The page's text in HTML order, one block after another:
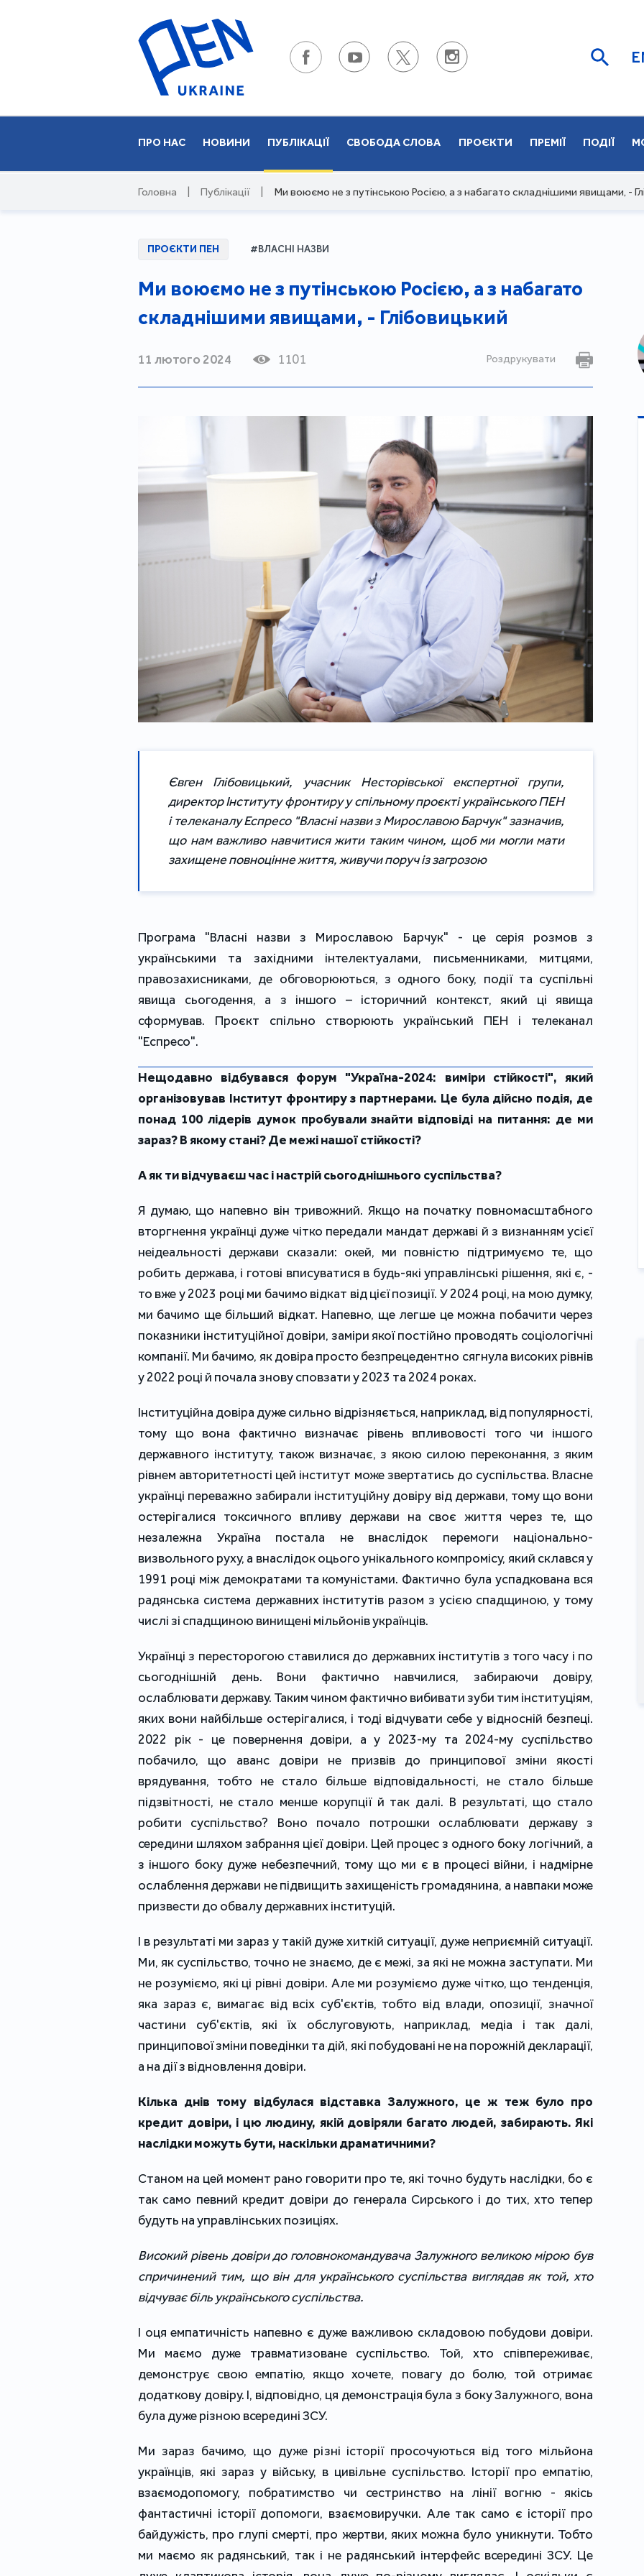
ПРО НАС НОВИНИ ПУБЛІКАЦІЇ СВОБОДА СЛОВА ПРОЄКТИ ПРЕМІЇ ПОДІЇ
Головна Публікації Ми воюємо не з путінською Росією, а з набагато складнішими явищами, -
ПРОЄКТИ ПЕН #ВЛАСНІ НАЗВИ
Ми воюємо не з путінською Росією, а з набагато
складнішими явищами, - Глібовицький
11 лютого 2024 1101 Роздрукувати
Євген Глібовицький, учасник Несторівської експертної групи,
директор Інституту фронтиру у спільному проєкті українського ПЕН
і телеканалу Еспресо "Власні назви з Мирославою Барчук" зазначив,
що нам важливо навчитися жити таким чином, щоб ми могли мати
захищене повноцінне життя, живучи поруч із загрозою
Програма "Власні назви з Мирославою Барчук" - це серія розмов з
українськими та західними інтелектуалами, письменниками, митцями,
правозахисниками, де обговорюються, з одного боку, події та суспільні
явища сьогодення, а з іншого – історичний контекст, який ці явища
сформував. Проєкт спільно створюють український ПЕН і телеканал
"Еспресо".
Нещодавно відбувався форум "Україна-2024: виміри стійкості", який
організовував Інститут фронтиру з партнерами. Це була дійсно подія, де
понад 100 лідерів думок пробували знайти відповіді на питання: де ми
зараз? В якому стані? Де межі нашої стійкості?
А як ти відчуваєш час і настрій сьогоднішнього суспільства?
Я думаю, що напевно він тривожний. Якщо на початку повномасштабного
вторгнення українці дуже чітко передали мандат державі й з визнанням усієї
неідеальності держави сказали: окей, ми повністю підтримуємо те, що
робить держава, і готові вписуватися в будь-які управлінські рішення, які є, -
то вже у 2023 році ми бачимо відкат від цієї позиції. У 2024 році, на мою думку,
ми бачимо ще більший відкат. Напевно, ще легше це можна побачити через
показники інституційної довіри, заміри якої постійно проводять соціологічні
компанії. Ми бачимо, як довіра просто безпрецедентно сягнула високих рівнів
у 2022 році й почала знову сповзати у 2023 та 2024 роках.
Інституційна довіра дуже сильно відрізняється, наприклад, від популярності,
тому що вона фактично визначає рівень впливовості того чи іншого
державного інституту, також визначає, з якою силою переконання, з яким
рівнем авторитетності цей інститут може звертатись до суспільства. Власне
українці переважно забирали інституційну довіру від держави, тому що вони
остерігалися токсичного впливу держави на своє життя через те, що
незалежна Україна постала не внаслідок перемоги національно-
визвольного руху, а внаслідок оцього унікального компромісу, який склався у
1991 році між демократами та комуністами. Фактично була успадкована вся
радянська система державних інститутів разом з усією спадщиною, у тому
числі зі спадщиною винищені мільйонів українців.
Українці з пересторогою ставилися до державних інститутів з того часу і по
сьогоднішній день. Вони фактично навчилися, забираючи довіру,
ослаблювати державу. Таким чином фактично вибивати зуби тим інституціям,
яких вони найбільше остерігалися, і тоді відчувати себе у відносній безпеці.
2022 рік - це повернення довіри, а у 2023-му та 2024-му суспільство
побачило, що аванс довіри не призвів до принципової зміни якості
врядування, тобто не стало більше відповідальності, не стало більше
підзвітності, не стало менше корупції й так далі. В результаті, що стало
робити суспільство? Воно почало потрошки ослаблювати державу з
середини шляхом забрання цієї довіри. Цей процес з одного боку логічний, а
з іншого боку дуже небезпечний, тому що ми є в процесі війни, і надмірне
ослаблення держави не підвищить захищеність громадянина, а навпаки може
призвести до обвалу державних інституцій.
І в результаті ми зараз у такій дуже хиткій ситуації, дуже неприємній ситуації.
Ми, як суспільство, точно не знаємо, де є межі, за які не можна заступати. Ми
не розуміємо, які ці рівні довіри. Але ми розуміємо дуже чітко, що тенденція,
яка зараз є, вимагає від всіх суб'єктів, тобто від влади, опозиції, значної
частини суб'єктів, які їх обслуговують, наприклад, медіа і так далі,
принципової зміни поведінки та дій, які побудовані не на порожній декларації,
а на дії з відновлення довіри.
Кілька днів тому відбулася відставка Залужного, це ж теж було про
кредит довіри, і цю людину, якій довіряли багато людей, забирають. Які
наслідки можуть бути, наскільки драматичними?
Станом на цей момент рано говорити про те, які точно будуть наслідки, бо є
так само певний кредит довіри до генерала Сирського і до тих, хто тепер
будуть на управлінських позиціях.
Високий рівень довіри до головнокомандувача Залужного великою мірою був
спричинений тим, що він для українського суспільства виглядав як той, хто
відчуває біль українського суспільства.
І оця емпатичність напевно є дуже важливою складовою побудови довіри.
Ми маємо дуже травматизоване суспільство. Той, хто співпереживає,
демонструє свою емпатію, якщо хочете, повагу до болю, той отримає
додаткову довіру. І, відповідно, ця демонстрація була з боку Залужного, вона
була дуже різною всередині ЗСУ.
Ми зараз бачимо, що дуже різні історії просочуються від того мільйона
українців, які зараз у війську, в цивільне суспільство. Історії про емпатію,
взаємодопомогу, побратимство чи сестринство на лінії вогню - якісь
фантастичні історії допомоги, взаємовиручки. Але так само є історії про
байдужість, про глупі смерті, про жертви, яких можна було уникнути. Тобто
ми маємо як радянський, так і не радянський інтерфейс всередині ЗСУ. Це